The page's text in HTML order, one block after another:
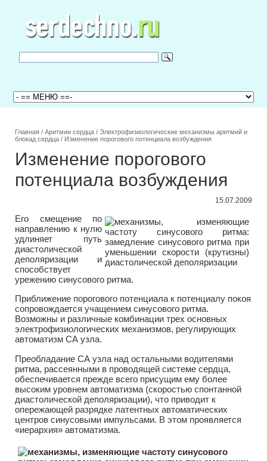
Главная / Аритмии сердца / Электрофизиологические механизмы аритмий и
блокад сердца / Изменение порогового потенциала возбуждения
Изменение порогового
потенциала возбуждения
15.07.2009
Его смещение по
направлению к нулю
удлиняет путь
диастолической
деполяризации и
способствует
урежению синусового ритма.
Приближение порогового потенциала к потенциалу покоя
сопровождается учащением синусового ритма.
Возможны и различные комбинации трех основных
электрофизиологических механизмов, регулирующих
автоматизм СА узла.
Преобладание СА узла над остальными водителями
ритма, рассеянными в проводящей системе сердца,
обеспечивается прежде всего присущим ему более
высоким уровнем автоматизма (скоростью спонтанной
диастолической деполяризации), что приводит к
опережающей разрядке латентных автоматических
центров синусовыми импульсами. В этом проявляется
«иерархия» автоматизма.